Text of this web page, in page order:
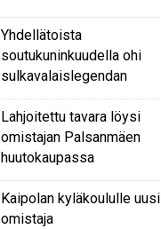
Yhdellätoista
soutukuninkuudella ohi
sulkavalaislegendan
Lahjoitettu tavara löysi
omistajan Palsanmäen
huutokaupassa
Kaipolan kyläkoululle uusi
omistaja